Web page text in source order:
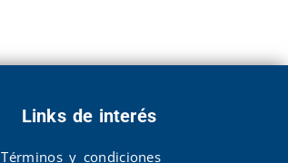
Links de interés
Términos y condiciones